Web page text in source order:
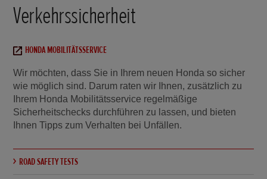
Verkehrssicherheit
HONDA MOBILITÄTSSERVICE
Wir möchten, dass Sie in Ihrem neuen Honda so sicher
wie möglich sind. Darum raten wir Ihnen, zusätzlich zu
Ihrem Honda Mobilitätsservice regelmäßige
Sicherheitschecks durchführen zu lassen, und bieten
Ihnen Tipps zum Verhalten bei Unfällen.
ROAD SAFETY TESTS